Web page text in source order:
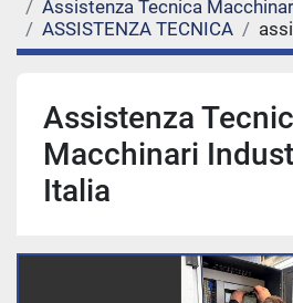
Assistenza Tecnica
ASSISTENZA TECNICA
Assistenza
Macchinari
Italia